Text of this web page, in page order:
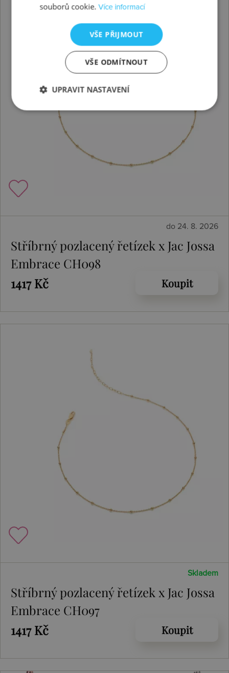
do 24. 8. 2026
Stříbrný pozlacený řetízek x Jac Jossa
Embrace CH098
1417 Kč
Koupit
Skladem
Stříbrný pozlacený řetízek x Jac Jossa
Embrace CH097
1417 Kč
Koupit
souborů cookie.Více informací
VŠE PŘIJMOUT
VŠE ODMÍTNOUT
UPRAVIT NASTAVENÍ